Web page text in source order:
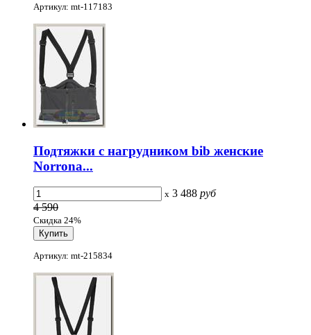
Артикул: mt-117183
Подтяжки с нагрудником bib женские
Norrona...
x 3 488 руб
4 590
Скидка 24%
Артикул: mt-215834